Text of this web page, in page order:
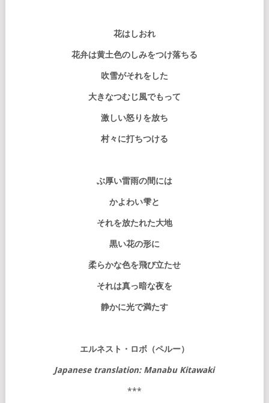
花はしおれ
花弁は黄土色のしみをつけ落ちる
吹雪がそれをした
大きなつむじ風でもって
激しい怒り を放ち
村々に打ちつける
ぶ厚い雷雨の間には
かよわい雫と
それを放たれた大地
黒い花の形に
柔らかな色を飛び立たせ
それは真っ暗な夜を
静かに光で満たす
エルネスト・ロボ（ペルー）
Japanese translation: Manabu Kitawaki
***